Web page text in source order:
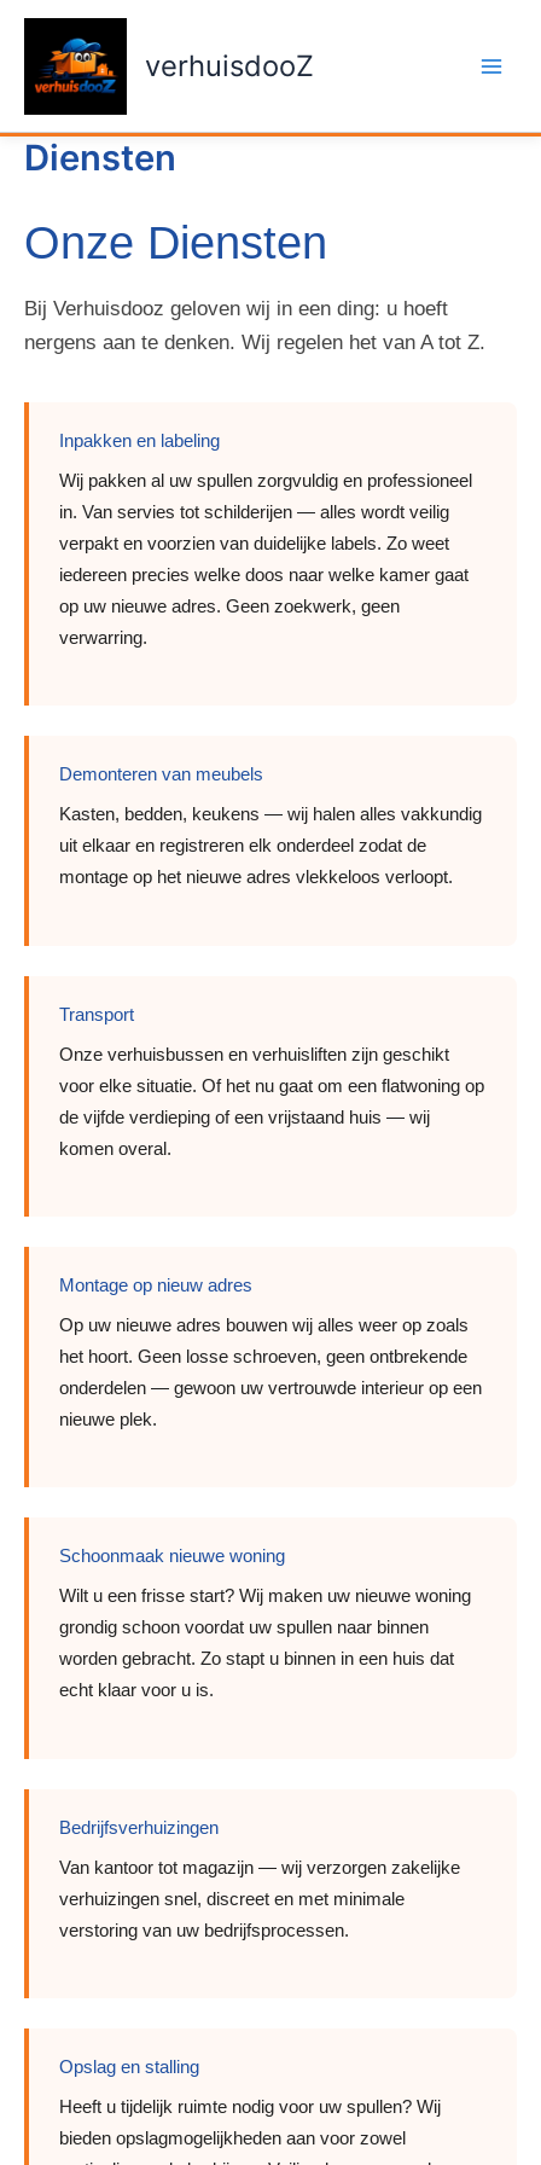
inhoud
verhuisdooZ
Diensten
Onze Diensten
Bij Verhuisdooz geloven wij in een ding: u hoeft
nergens aan te denken. Wij regelen het van A tot Z.
Inpakken en labeling
Wij pakken al uw spullen zorgvuldig en professioneel
in. Van servies tot schilderijen — alles wordt veilig
verpakt en voorzien van duidelijke labels. Zo weet
iedereen precies welke doos naar welke kamer gaat
op uw nieuwe adres. Geen zoekwerk, geen
verwarring.
Demonteren van meubels
Kasten, bedden, keukens — wij halen alles vakkundig
uit elkaar en registreren elk onderdeel zodat de
montage op het nieuwe adres vlekkeloos verloopt.
Transport
Onze verhuisbussen en verhuisliften zijn geschikt
voor elke situatie. Of het nu gaat om een flatwoning op
de vijfde verdieping of een vrijstaand huis — wij
komen overal.
Montage op nieuw adres
Op uw nieuwe adres bouwen wij alles weer op zoals
het hoort. Geen losse schroeven, geen ontbrekende
onderdelen — gewoon uw vertrouwde interieur op een
nieuwe plek.
Schoonmaak nieuwe woning
Wilt u een frisse start? Wij maken uw nieuwe woning
grondig schoon voordat uw spullen naar binnen
worden gebracht. Zo stapt u binnen in een huis dat
echt klaar voor u is.
Bedrijfsverhuizingen
Van kantoor tot magazijn — wij verzorgen zakelijke
verhuizingen snel, discreet en met minimale
verstoring van uw bedrijfsprocessen.
Opslag en stalling
Heeft u tijdelijk ruimte nodig voor uw spullen? Wij
bieden opslagmogelijkheden aan voor zowel